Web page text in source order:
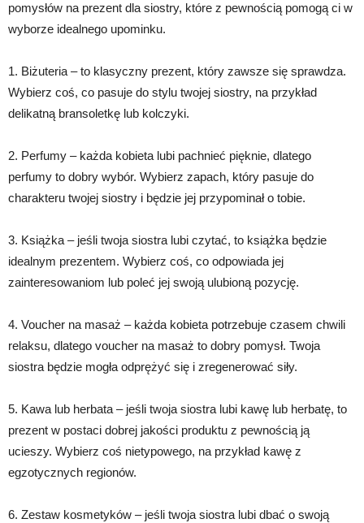
pomysłów na prezent dla siostry, które z pewnością pomogą ci w
wyborze idealnego upominku.
1. Biżuteria – to klasyczny prezent, który zawsze się sprawdza.
Wybierz coś, co pasuje do stylu twojej siostry, na przykład
delikatną bransoletkę lub kolczyki.
2. Perfumy – każda kobieta lubi pachnieć pięknie, dlatego
perfumy to dobry wybór. Wybierz zapach, który pasuje do
charakteru twojej siostry i będzie jej przypominał o tobie.
3. Książka – jeśli twoja siostra lubi czytać, to książka będzie
idealnym prezentem. Wybierz coś, co odpowiada jej
zainteresowaniom lub poleć jej swoją ulubioną pozycję.
4. Voucher na masaż – każda kobieta potrzebuje czasem chwili
relaksu, dlatego voucher na masaż to dobry pomysł. Twoja
siostra będzie mogła odprężyć się i zregenerować siły.
5. Kawa lub herbata – jeśli twoja siostra lubi kawę lub herbatę, to
prezent w postaci dobrej jakości produktu z pewnością ją
ucieszy. Wybierz coś nietypowego, na przykład kawę z
egzotycznych regionów.
6. Zestaw kosmetyków – jeśli twoja siostra lubi dbać o swoją